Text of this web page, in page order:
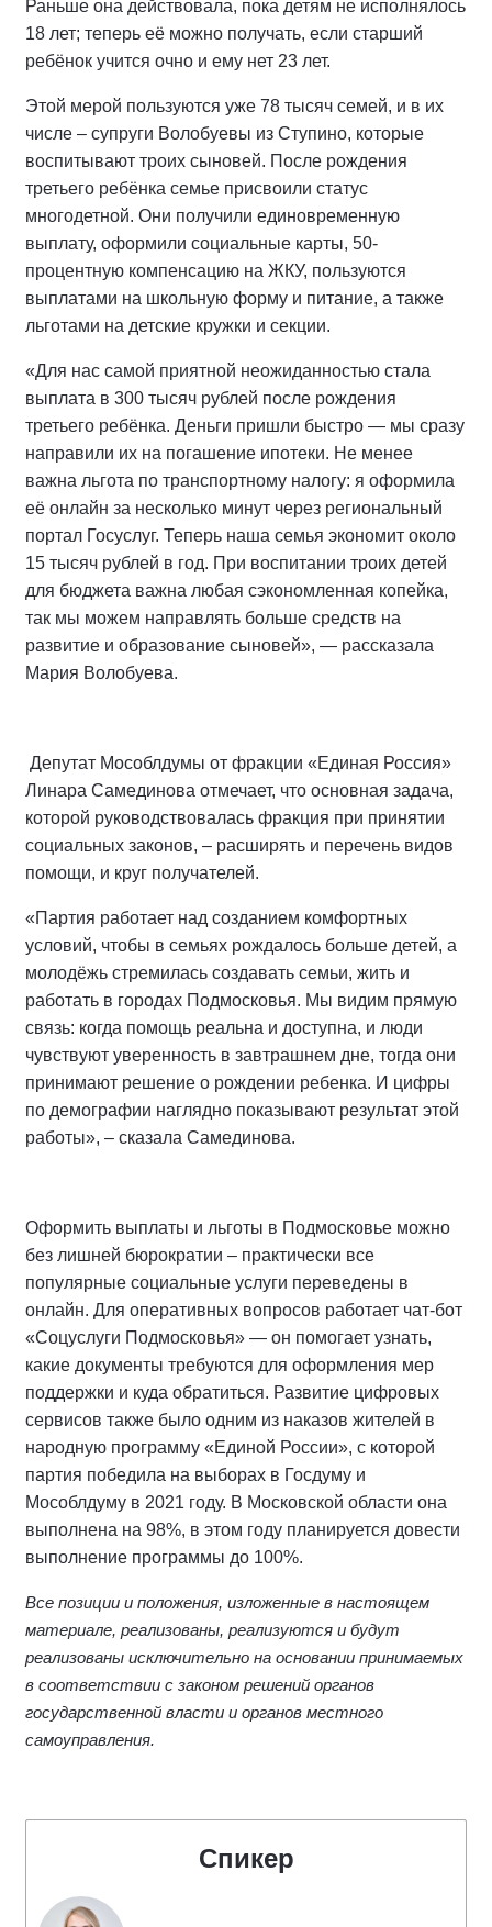
Раньше она действовала, пока детям не исполнялось
18 лет; теперь её можно получать, если старший
ребёнок учится очно и ему нет 23 лет.
Этой мерой пользуются уже 78 тысяч семей, и в их
числе – супруги Волобуевы из Ступино, которые
воспитывают троих сыновей. После рождения
третьего ребёнка семье присвоили статус
многодетной. Они получили единовременную
выплату, оформили социальные карты, 50-
процентную компенсацию на ЖКУ, пользуются
выплатами на школьную форму и питание, а также
льготами на детские кружки и секции.
«Для нас самой приятной неожиданностью стала
выплата в 300 тысяч рублей после рождения
третьего ребёнка. Деньги пришли быстро — мы сразу
направили их на погашение ипотеки. Не менее
важна льгота по транспортному налогу: я оформила
её онлайн за несколько минут через региональный
портал Госуслуг. Теперь наша семья экономит около
15 тысяч рублей в год. При воспитании троих детей
для бюджета важна любая сэкономленная копейка,
так мы можем направлять больше средств на
развитие и образование сыновей», — рассказала
Мария Волобуева.
Депутат Мособлдумы от фракции «Единая Россия»
Линара Самединова отмечает, что основная задача,
которой руководствовалась фракция при принятии
социальных законов, – расширять и перечень видов
помощи, и круг получателей.
«Партия работает над созданием комфортных
условий, чтобы в семьях рождалось больше детей, а
молодёжь стремилась создавать семьи, жить и
работать в городах Подмосковья. Мы видим прямую
связь: когда помощь реальна и доступна, и люди
чувствуют уверенность в завтрашнем дне, тогда они
принимают решение о рождении ребенка. И цифры
по демографии наглядно показывают результат этой
работы», – сказала Самединова.
Оформить выплаты и льготы в Подмосковье можно
без лишней бюрократии – практически все
популярные социальные услуги переведены в
онлайн. Для оперативных вопросов работает чат-бот
«Соцуслуги Подмосковья» — он помогает узнать,
какие документы требуются для оформления мер
поддержки и куда обратиться. Развитие цифровых
сервисов также было одним из наказов жителей в
народную программу «Единой России», с которой
партия победила на выборах в Госдуму и
Мособлдуму в 2021 году. В Московской области она
выполнена на 98%, в этом году планируется довести
выполнение программы до 100%.
Все позиции и положения, изложенные в настоящем
материале, реализованы, реализуются и будут
реализованы исключительно на основании принимаемых
в соответствии с законом решений органов
государственной власти и органов местного
самоуправления.
Спикер